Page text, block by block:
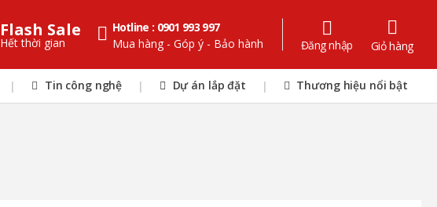
Flash Sale
Hết thời gian
Hotline : 0901 993 997
Mua hàng - Góp ý - Bảo hành
Đăng nhập Giỏ hàng
| Tin công nghệ | Dự án lắp đặt | Thương hiệu nổi bật